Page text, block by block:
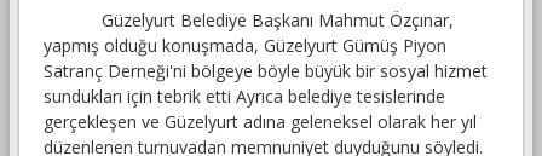
Güzelyurt Belediye Başkanı Mahmut Özçınar,
yapmış olduğu konuşmada, Güzelyurt Gümüş Piyon
Satranç Derneği'ni bölgeye böyle büyük bir sosyal hizmet
sundukları için tebrik etti Ayrıca belediye tesislerinde
gerçekleşen ve Güzelyurt adına geleneksel olarak her yıl
düzenlenen turnuvadan memnuniyet duyduğunu söyledi.